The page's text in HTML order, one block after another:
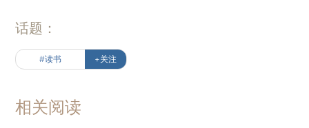
话题：
#读书 +关注
相关阅读